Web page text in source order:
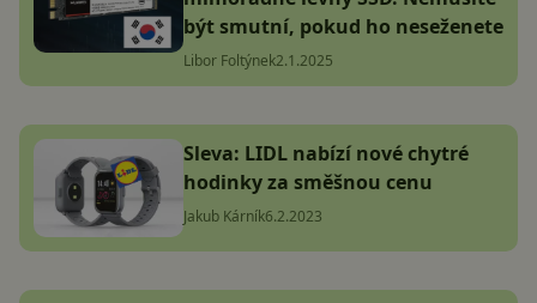
být smutní, pokud ho neseženete
Libor Foltýnek2.1.2025
Sleva: LIDL nabízí nové chytré
hodinky za směšnou cenu
Jakub Kárník6.2.2023